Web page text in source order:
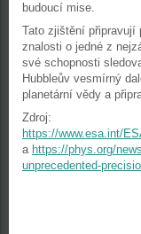
budoucí mise.
Tato zjištění připravují
znalosti o jedné z
své schopnosti
Hubbleův vesmírný
planetární vědy a
Zdroj:
https://www.esa.int/
a https://phys.org/
unprecedented-